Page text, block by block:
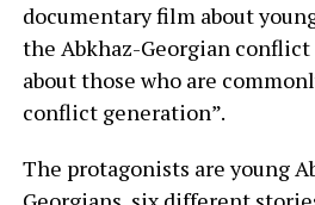
documentary film about
the Abkhaz-Georgian
about those who are
conflict generation”.
The protagonists are young